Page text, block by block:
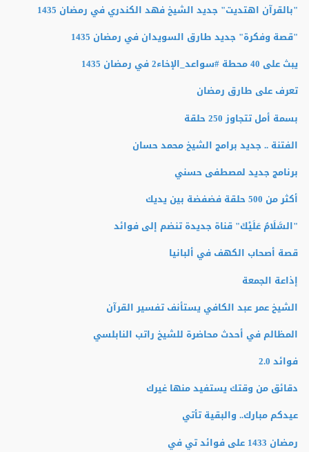
"بالقرآن اهتديت" جديد الشيخ فهد الكندري في رمضان 1435
"قصة وفكرة" جديد طارق السويدان في رمضان 1435
يبث على 40 محطة #سواعد_الإخاء2 في رمضان 1435
تعرف على طارق رمضان
بسمة أمل تتجاوز 250 حلقة
الفتنة .. جديد برامج الشيخ محمد حسان
برنامج جديد لمصطفى حسني
أكثر من 500 حلقة فضفضة بين يديك
"السَّلَامُ عَلَيْكَ" قناة جديدة تنضم إلى فوائد
قصة أصحاب الكهف في ألبانيا
إذاعة الجمعة
الشيخ عمر عبد الكافي يستأنف تفسير القرآن
المظالم في أحدث محاضرة للشيخ راتب النابلسي
فوائد 2.0
دقائق من وقتك يستفيد منها غيرك
عيدكم مبارك.. والبقية تأتي
رمضان 1433 على فوائد تي في